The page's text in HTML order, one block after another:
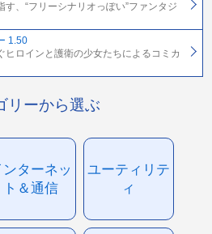
、“フリーシナリオっぽい”ファンタジ
1.50
ヒロインと護衛の少女たちによるコミカ
リーから選ぶ
ンターネッ
ト＆通信
ユーティリテ
ィ